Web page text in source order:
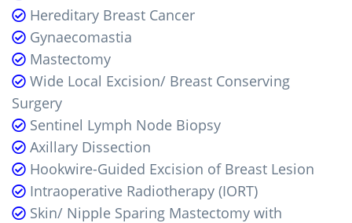
Hereditary Breast Cancer
Gynaecomastia
Mastectomy
Wide Local Excision/ Breast Conserving
Surgery
Sentinel Lymph Node Biopsy
Axillary Dissection
Hookwire-Guided Excision of Breast Lesion
Intraoperative Radiotherapy (IORT)
Skin/ Nipple Sparing Mastectomy with